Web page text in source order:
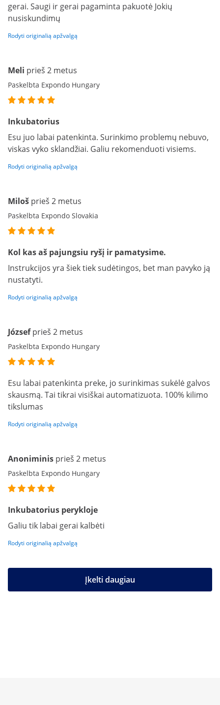
gerai. Saugi ir gerai pagaminta pakuotė Jokių
nusiskundimų
Rodyti originalią apžvalgą
Meli prieš 2 metus
Paskelbta Expondo Hungary
Inkubatorius
Esu juo labai patenkinta. Surinkimo problemų nebuvo,
viskas vyko sklandžiai. Galiu rekomenduoti visiems.
Rodyti originalią apžvalgą
Miloš prieš 2 metus
Paskelbta Expondo Slovakia
Kol kas aš pajungsiu ryšį ir pamatysime.
Instrukcijos yra šiek tiek sudėtingos, bet man pavyko ją
nustatyti.
Rodyti originalią apžvalgą
József prieš 2 metus
Paskelbta Expondo Hungary
Esu labai patenkinta preke, jo surinkimas sukėlė galvos
skausmą. Tai tikrai visiškai automatizuota. 100% kilimo
tikslumas
Rodyti originalią apžvalgą
Anoniminis prieš 2 metus
Paskelbta Expondo Hungary
Inkubatorius perykloje
Galiu tik labai gerai kalbėti
Rodyti originalią apžvalgą
Įkelti daugiau